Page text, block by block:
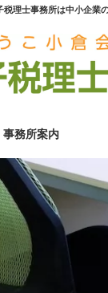
理士事務所は中小企業
事務所案内